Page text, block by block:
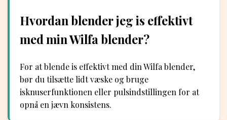
Hvordan blender jeg is effektivt
med min Wilfa blender?
For at blende is effektivt med din Wilfa blender,
bør du tilsætte lidt væske og bruge
isknuserfunktionen eller pulsindstillingen for at
opnå en jævn konsistens.